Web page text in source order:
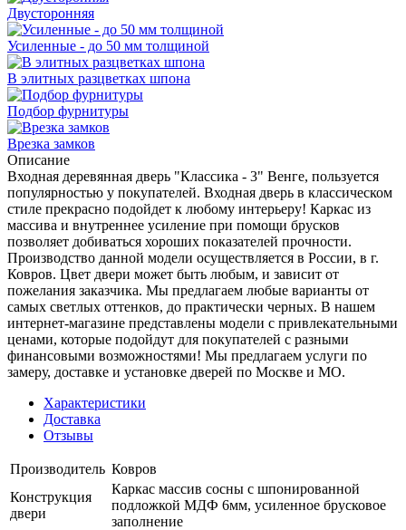
Двусторонняя
Усиленные - до 50 мм толщиной
В элитных разцветках шпона
Подбор фурнитуры
Врезка замков
Описание
Входная деревянная дверь "Классика - 3" Венге, пользуется
популярностью у покупателей. Входная дверь в классическом
стиле прекрасно подойдет к любому интерьеру! Каркас из
массива и внутреннее усиление при помощи брусков
позволяет добиваться хороших показателей прочности.
Производство данной модели осуществляется в России, в г.
Ковров. Цвет двери может быть любым, и зависит от
пожелания заказчика. Мы предлагаем любые варианты от
самых светлых оттенков, до практически черных. В нашем
интернет-магазине представлены модели с привлекательными
ценами, которые подойдут для покупателей с разными
финансовыми возможностями! Мы предлагаем услуги по
замеру, доставке и установке дверей по Москве и МО.
Характеристики
Доставка
Отзывы
Производитель Ковров
Конструкция
двери
Каркас массив сосны с шпонированной
подложкой МДФ 6мм, усиленное брусковое
заполнение